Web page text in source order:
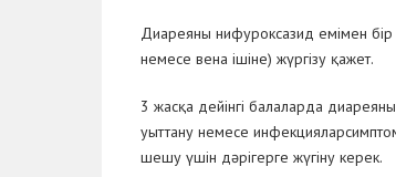
Диареяны нифуроксазид емімен
немесе вена ішіне) жүргізу қажет.
3 жасқа дейінгі балаларда
уыттану немесе
шешу үшін дәрігерге жүгіну керек.